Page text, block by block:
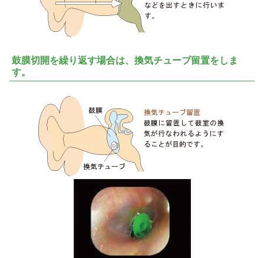
鼓膜切開を繰り返す場合は、換気チューブ留置をしま
す。